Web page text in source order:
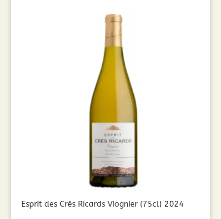
Esprit des Crès Ricards Viognier (75cl) 2024